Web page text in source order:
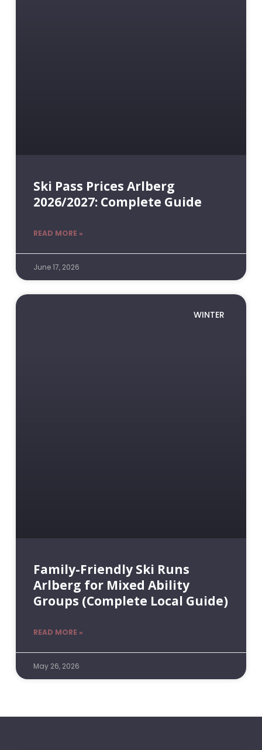
Ski Pass Prices Arlberg
2026/2027: Complete Guide
READ MORE »
June 17, 2026
WINTER
Family-Friendly Ski Runs
Arlberg for Mixed Ability
Groups (Complete Local Guide)
READ MORE »
May 26, 2026